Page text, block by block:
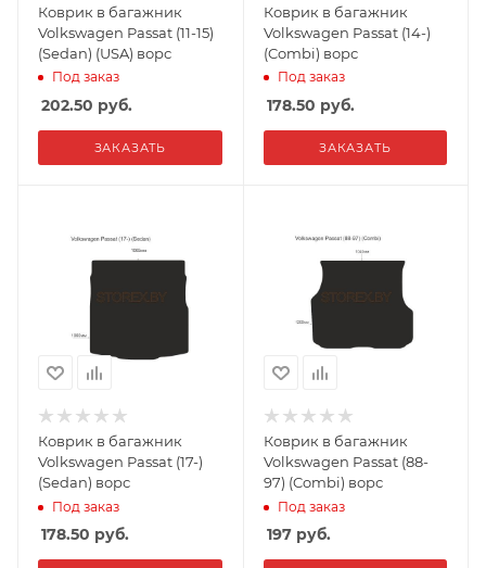
Коврик в багажник
Volkswagen Passat (11-15)
(Sedan) (USA) ворс
Под заказ
202.50 руб.
ЗАКАЗАТЬ
Коврик в багажник
Volkswagen Passat (14-)
(Combi) ворс
Под заказ
178.50 руб.
ЗАКАЗАТЬ
Коврик в багажник
Volkswagen Passat (17-)
(Sedan) ворс
Под заказ
178.50 руб.
Коврик в багажник
Volkswagen Passat (88-
97) (Combi) ворс
Под заказ
197руб.